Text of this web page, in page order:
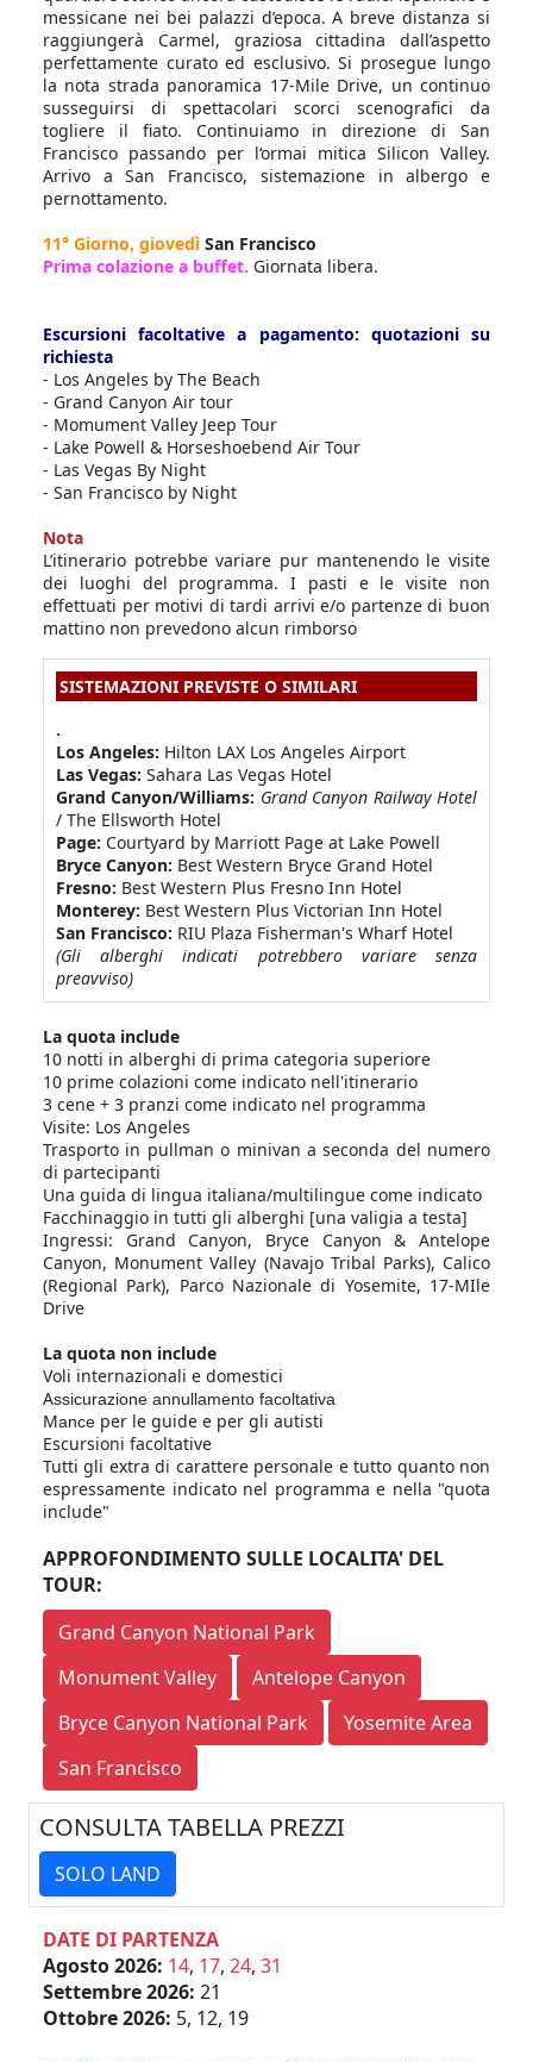
messicane nei bei palazzi d’epoca. A breve distanza si
raggiungerà Carmel, graziosa cittadina dall’aspetto
perfettamente curato ed esclusivo. Si prosegue lungo
la nota strada panoramica 17-Mile Drive, un continuo
susseguirsi di spettacolari scorci scenografici da
togliere il fiato. Continuiamo in direzione di San
Francisco passando per l‘ormai mitica Silicon Valley.
Arrivo a San Francisco, sistemazione in albergo e
pernottamento.
11° Giorno, giovedì San Francisco
Prima colazione a buffet. Giornata libera.
Escursioni facoltative a pagamento: quotazioni su
richiesta
- Los Angeles by The Beach
- Grand Canyon Air tour
- Momument Valley Jeep Tour
- Lake Powell & Horseshoebend Air Tour
- Las Vegas By Night
- San Francisco by Night
Nota
L’itinerario potrebbe variare pur mantenendo le visite
dei luoghi del programma. I pasti e le visite non
effettuati per motivi di tardi arrivi e/o partenze di buon
mattino non prevedono alcun rimborso
SISTEMAZIONI PREVISTE O SIMILARI
.
Los Angeles: Hilton LAX Los Angeles Airport
Las Vegas: Sahara Las Vegas Hotel
Grand Canyon/Williams: Grand Canyon Railway Hotel
/ The Ellsworth Hotel
Page: Courtyard by Marriott Page at Lake Powell
Bryce Canyon: Best Western Bryce Grand Hotel
Fresno: Best Western Plus Fresno Inn Hotel
Monterey: Best Western Plus Victorian Inn Hotel
San Francisco: RIU Plaza Fisherman's Wharf Hotel
(Gli alberghi indicati potrebbero variare senza
preavviso)
La quota include
10 notti in alberghi di prima categoria superiore
10 prime colazioni come indicato nell'itinerario
3 cene + 3 pranzi come indicato nel programma
Visite: Los Angeles
Trasporto in pullman o minivan a seconda del numero
di partecipanti
Una guida di lingua italiana/multilingue come indicato
Facchinaggio in tutti gli alberghi [una valigia a testa]
Ingressi: Grand Canyon, Bryce Canyon & Antelope
Canyon, Monument Valley (Navajo Tribal Parks), Calico
(Regional Park), Parco Nazionale di Yosemite, 17-MIle
Drive
La quota non include
Voli internazionali e domestici
Assicurazione annullamento facoltativa
Mance per le guide e per gli autisti
Escursioni facoltative
Tutti gli extra di carattere personale e tutto quanto non
espressamente indicato nel programma e nella "quota
include"
APPROFONDIMENTO SULLE LOCALITA' DEL
TOUR:
Grand Canyon National Park
Monument Valley
Antelope Canyon
Bryce Canyon National Park
Yosemite Area
San Francisco
CONSULTA TABELLA PREZZI
SOLO LAND
DATE DI PARTENZA
Agosto 2026: 14, 17, 24, 31
Settembre 2026: 21
Ottobre 2026: 5, 12, 19